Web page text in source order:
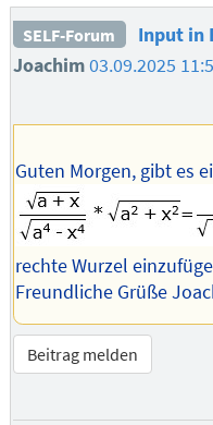
SELF-Forum
Input in
Joachim03.09.2025
Guten Morgen, gibt es
rechte Wurzel
Freundliche Grüße
Beitrag melden